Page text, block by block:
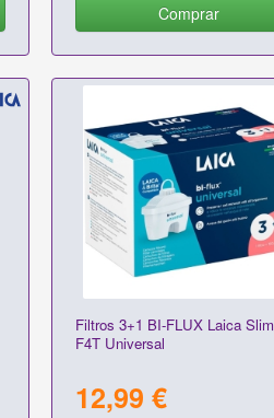
Comprar
Filtros 3+1 BI-FLUX Laica Slim
F4T Universal
12,99 €